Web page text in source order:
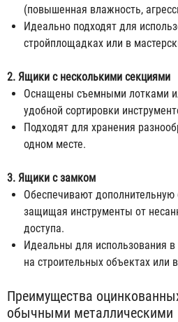
(повышенная влажность,
Идеально подходят для
стройплощадках или в
2. Ящики с несколькими секциями
Оснащены съемными лотками
удобной сортировки
Подходят для хранения
одном месте.
3. Ящики с замком
Обеспечивают дополнительную
защищая инструменты от
доступа.
Идеальны для использования
на строительных объектах или
Преимущества
обычными металлическими